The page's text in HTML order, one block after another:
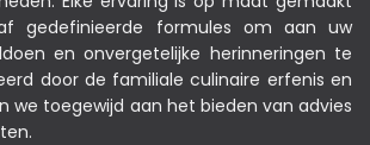
gedefinieerde formules om aan uw
en onvergetelijke herinneringen te
door de familiale culinaire erfenis en
we toegewijd aan het bieden van advies